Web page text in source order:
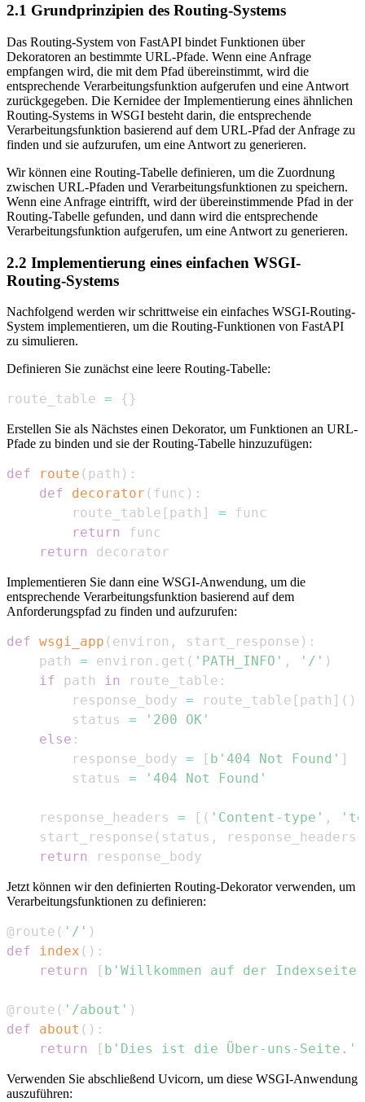
2.1 Grundprinzipien des Routing-Systems
Das Routing-System von FastAPI bindet Funktionen über
Dekoratoren an bestimmte URL-Pfade. Wenn eine Anfrage
empfangen wird, die mit dem Pfad übereinstimmt, wird die
entsprechende Verarbeitungsfunktion aufgerufen und eine Antwort
zurückgegeben. Die Kernidee der Implementierung eines ähnlichen
Routing-Systems in WSGI besteht darin, die entsprechende
Verarbeitungsfunktion basierend auf dem URL-Pfad der Anfrage zu
finden und sie aufzurufen, um eine Antwort zu generieren.
Wir können eine Routing-Tabelle definieren, um die Zuordnung
zwischen URL-Pfaden und Verarbeitungsfunktionen zu speichern.
Wenn eine Anfrage eintrifft, wird der übereinstimmende Pfad in der
Routing-Tabelle gefunden, und dann wird die entsprechende
Verarbeitungsfunktion aufgerufen, um eine Antwort zu generieren.
2.2 Implementierung eines einfachen WSGI-
Routing-Systems
Nachfolgend werden wir schrittweise ein einfaches WSGI-Routing-
System implementieren, um die Routing-Funktionen von FastAPI
zu simulieren.
Definieren Sie zunächst eine leere Routing-Tabelle:
route_table = { }
Erstellen Sie als Nächstes einen Dekorator, um Funktionen an URL-
Pfade zu binden und sie der Routing-Tabelle hinzuzufügen:
def route ( path ) :
def
decorator ( func ) :
        route_table
[ path ] =
return
return
decorator
Implementieren Sie dann eine WSGI-Anwendung, um die
entsprechende Verarbeitungsfunktion basierend auf dem
Anforderungspfad zu finden und aufzurufen:
def wsgi_app ( environ , start_response ) :
    path
= environ . get ( 'PATH_INFO' , '/' )
if path in route_table :
        response_body
= route_table [ path ] ( )
        status
=
'200 OK'
else :
        response_body
= [ b'404 Not Found' ]
        status
= '404 Not Found'
    response_headers
= [ ( 'Content-type' ,
    start_response
( status , response_headers
return
response_body
Jetzt können wir den definierten Routing-Dekorator verwenden, um
Verarbeitungsfunktionen zu definieren:
@route ( '/' )
def
index ( ) :
return
[ b'Willkommen auf der
@route ( '/about' )
def
about ( ) :
return
[ b'Dies ist die Über-uns-Seite.'
Verwenden Sie abschließend Uvicorn, um diese WSGI-Anwendung
auszuführen: